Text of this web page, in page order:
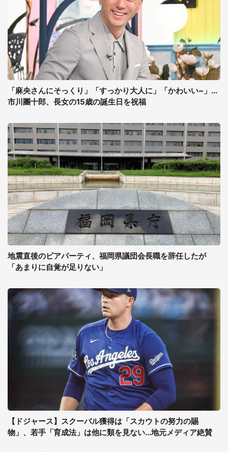
「麻央さんにそっくり」「すっかり大人に」「かわいい~」...
市川團十郎、長女の15歳の誕生日を祝福
地震直後のビアパーティ、福岡県議団会長職を辞任したが
「あまりに自覚が足りない」
【ドジャース】スクーバル獲得は「スカウトの努力の賜
物」、若手「育成法」は他に類を見ない...地元メディア絶賛